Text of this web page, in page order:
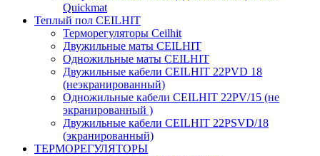
Quickmat
Теплый пол CEILHIT
Терморегуляторы Ceilhit
Двужильные маты CEILHIT
Одножильные маты CEILHIT
Двужильные кабели CEILHIT 22PVD 18
(неэкранированный)
Одножильные кабели CEILHIT 22PV/15 (не
экранированный )
Двужильные кабели CEILHIT 22PSVD/18
(экранированный)
ТЕРМОРЕГУЛЯТОРЫ